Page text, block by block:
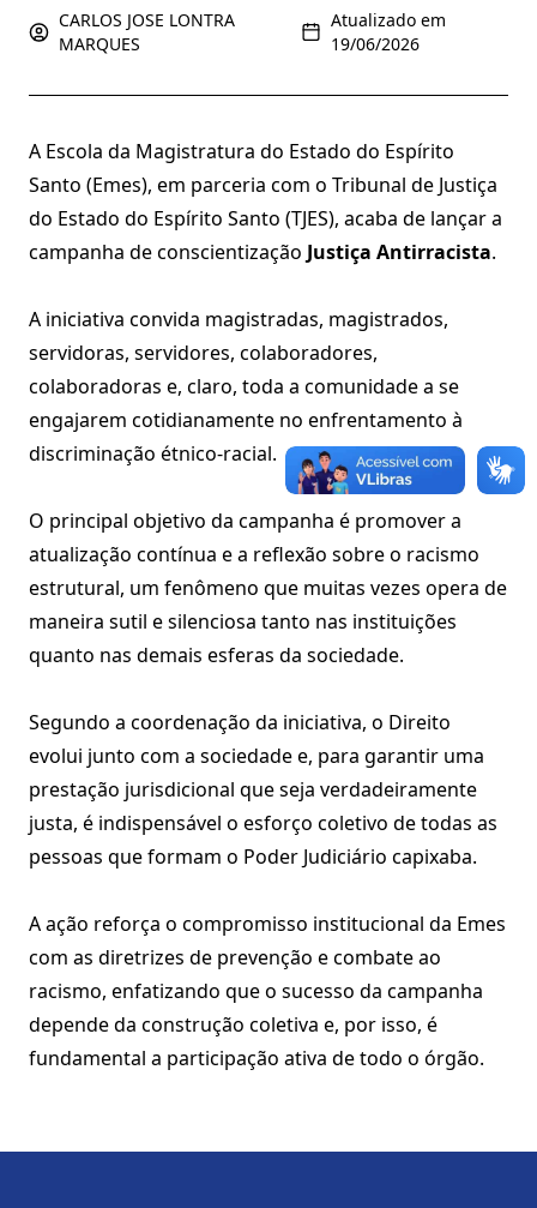
CARLOS JOSE LONTRA
MARQUES
Atualizado em
19/06/2026
A Escola da Magistratura do Estado do Espírito
Santo (Emes), em parceria com o Tribunal de Justiça
do Estado do Espírito Santo (TJES), acaba de lançar a
campanha de conscientização Justiça Antirracista.
A iniciativa convida magistradas, magistrados,
servidoras, servidores, colaboradores,
colaboradoras e, claro, toda a comunidade a se
engajarem cotidianamente no enfrentamento à
discriminação étnico-racial.
O principal objetivo da campanha é promover a
atualização contínua e a reflexão sobre o racismo
estrutural, um fenômeno que muitas vezes opera de
maneira sutil e silenciosa tanto nas instituições
quanto nas demais esferas da sociedade.
Segundo a coordenação da iniciativa, o Direito
evolui junto com a sociedade e, para garantir uma
prestação jurisdicional que seja verdadeiramente
justa, é indispensável o esforço coletivo de todas as
pessoas que formam o Poder Judiciário capixaba.
A ação reforça o compromisso institucional da Emes
com as diretrizes de prevenção e combate ao
racismo, enfatizando que o sucesso da campanha
depende da construção coletiva e, por isso, é
fundamental a participação ativa de todo o órgão.